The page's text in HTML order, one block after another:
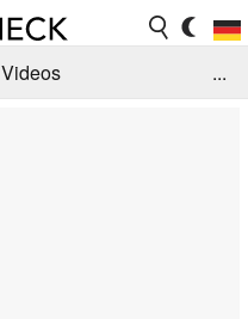
Videos
...